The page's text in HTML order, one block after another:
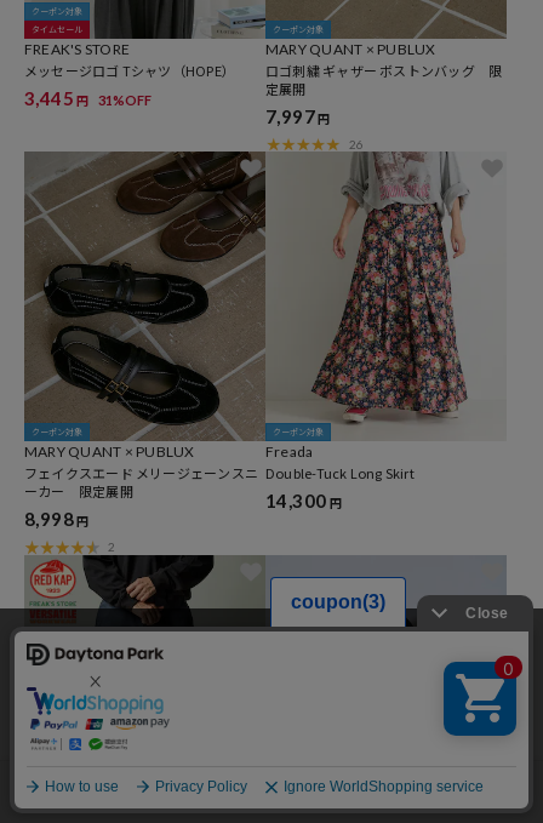
クーポン対象
タイムセール
FREAK'S STORE
メッセージロゴ Tシャツ（HOPE）
3,445 円 31%OFF
クーポン対象
MARY QUANT × PUBLUX
ロゴ刺繍 ギャザー ボストンバッグ 限
定展開
7,997円
26
クーポン対象
MARY QUANT × PUBLUX
フェイクスエード メリージェーンスニ
ーカー 限定展開
8,998円
2
クーポン対象
Freada
Double-Tuck Long Skirt
14,300 円
メニュー スタイリング 探す お気に入り カート
当サイトでは利用体験の向上およびコンテンツの最適な提供、トラフィック
の分析を目的としてCookieを使用しています。
サイトの閲覧を継続された場合、Cookieの利用に同意したことものといたし
ます。
詳細についてはプライバシーポリシー
承諾する